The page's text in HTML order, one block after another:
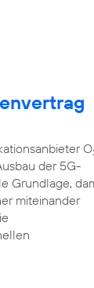
O
der 5G-
Grundlage,
miteinander